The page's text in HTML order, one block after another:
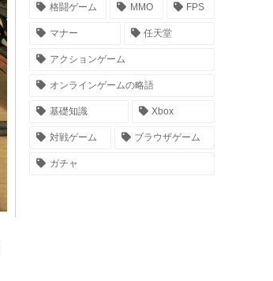
格闘ゲーム MMO FPS
マナー 任天堂
アクションゲーム
オンラインゲームの略語
基礎知識 Xbox
対戦ゲーム ブラウザゲーム
ガチャ